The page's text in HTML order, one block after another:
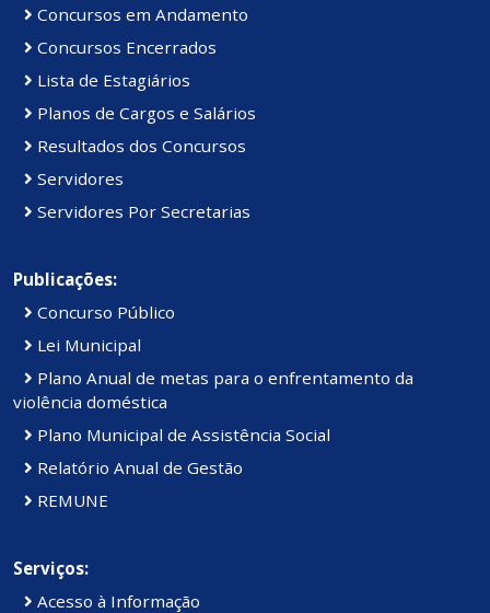
Concursos em Andamento
Concursos Encerrados
Lista de Estagiários
Planos de Cargos e Salários
Resultados dos Concursos
Servidores
Servidores Por Secretarias
Publicações:
Concurso Público
Lei Municipal
Plano Anual de metas para o enfrentamento da
violência doméstica
Plano Municipal de Assistência Social
Relatório Anual de Gestão
REMUNE
Serviços:
Acesso à Informação